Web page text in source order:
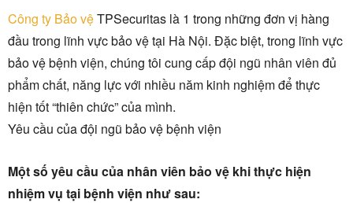
Công ty Bảo vệTPSecuritas là 1 trong những đơn vị hàng
đầu trong lĩnh vực bảo vệ tại Hà Nội. Đặc biệt, trong lĩnh vực
bảo vệ bệnh viện, chúng tôi cung cấp đội ngũ nhân viên đủ
phẩm chất, năng lực với nhiều năm kinh nghiệm để thực
hiện tốt “thiên chức” của mình.
Yêu cầu của đội ngũ bảo vệ bệnh viện
Một số yêu cầu của nhân viên bảo vệ khi thực hiện
nhiệm vụ tại bệnh viện như sau: